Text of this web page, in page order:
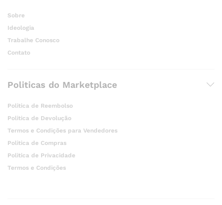
Sobre
Ideologia
Trabalhe Conosco
Contato
Politicas do Marketplace
Politica de Reembolso
Politica de Devolução
Termos e Condições para Vendedores
Politica de Compras
Politica de Privacidade
Termos e Condições